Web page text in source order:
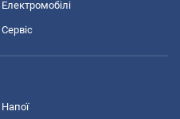
Електромобілі
Сервіс
Напої